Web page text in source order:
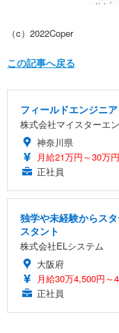
（c）2022Coper
この記事へ戻る
フィールドエンジニア
株式会社マイスターエ
神奈川県
月給21万円～30万円
正社員
独学や未経験からス
スタント
株式会社ELシステム
大阪府
月給30万4,500円～
正社員